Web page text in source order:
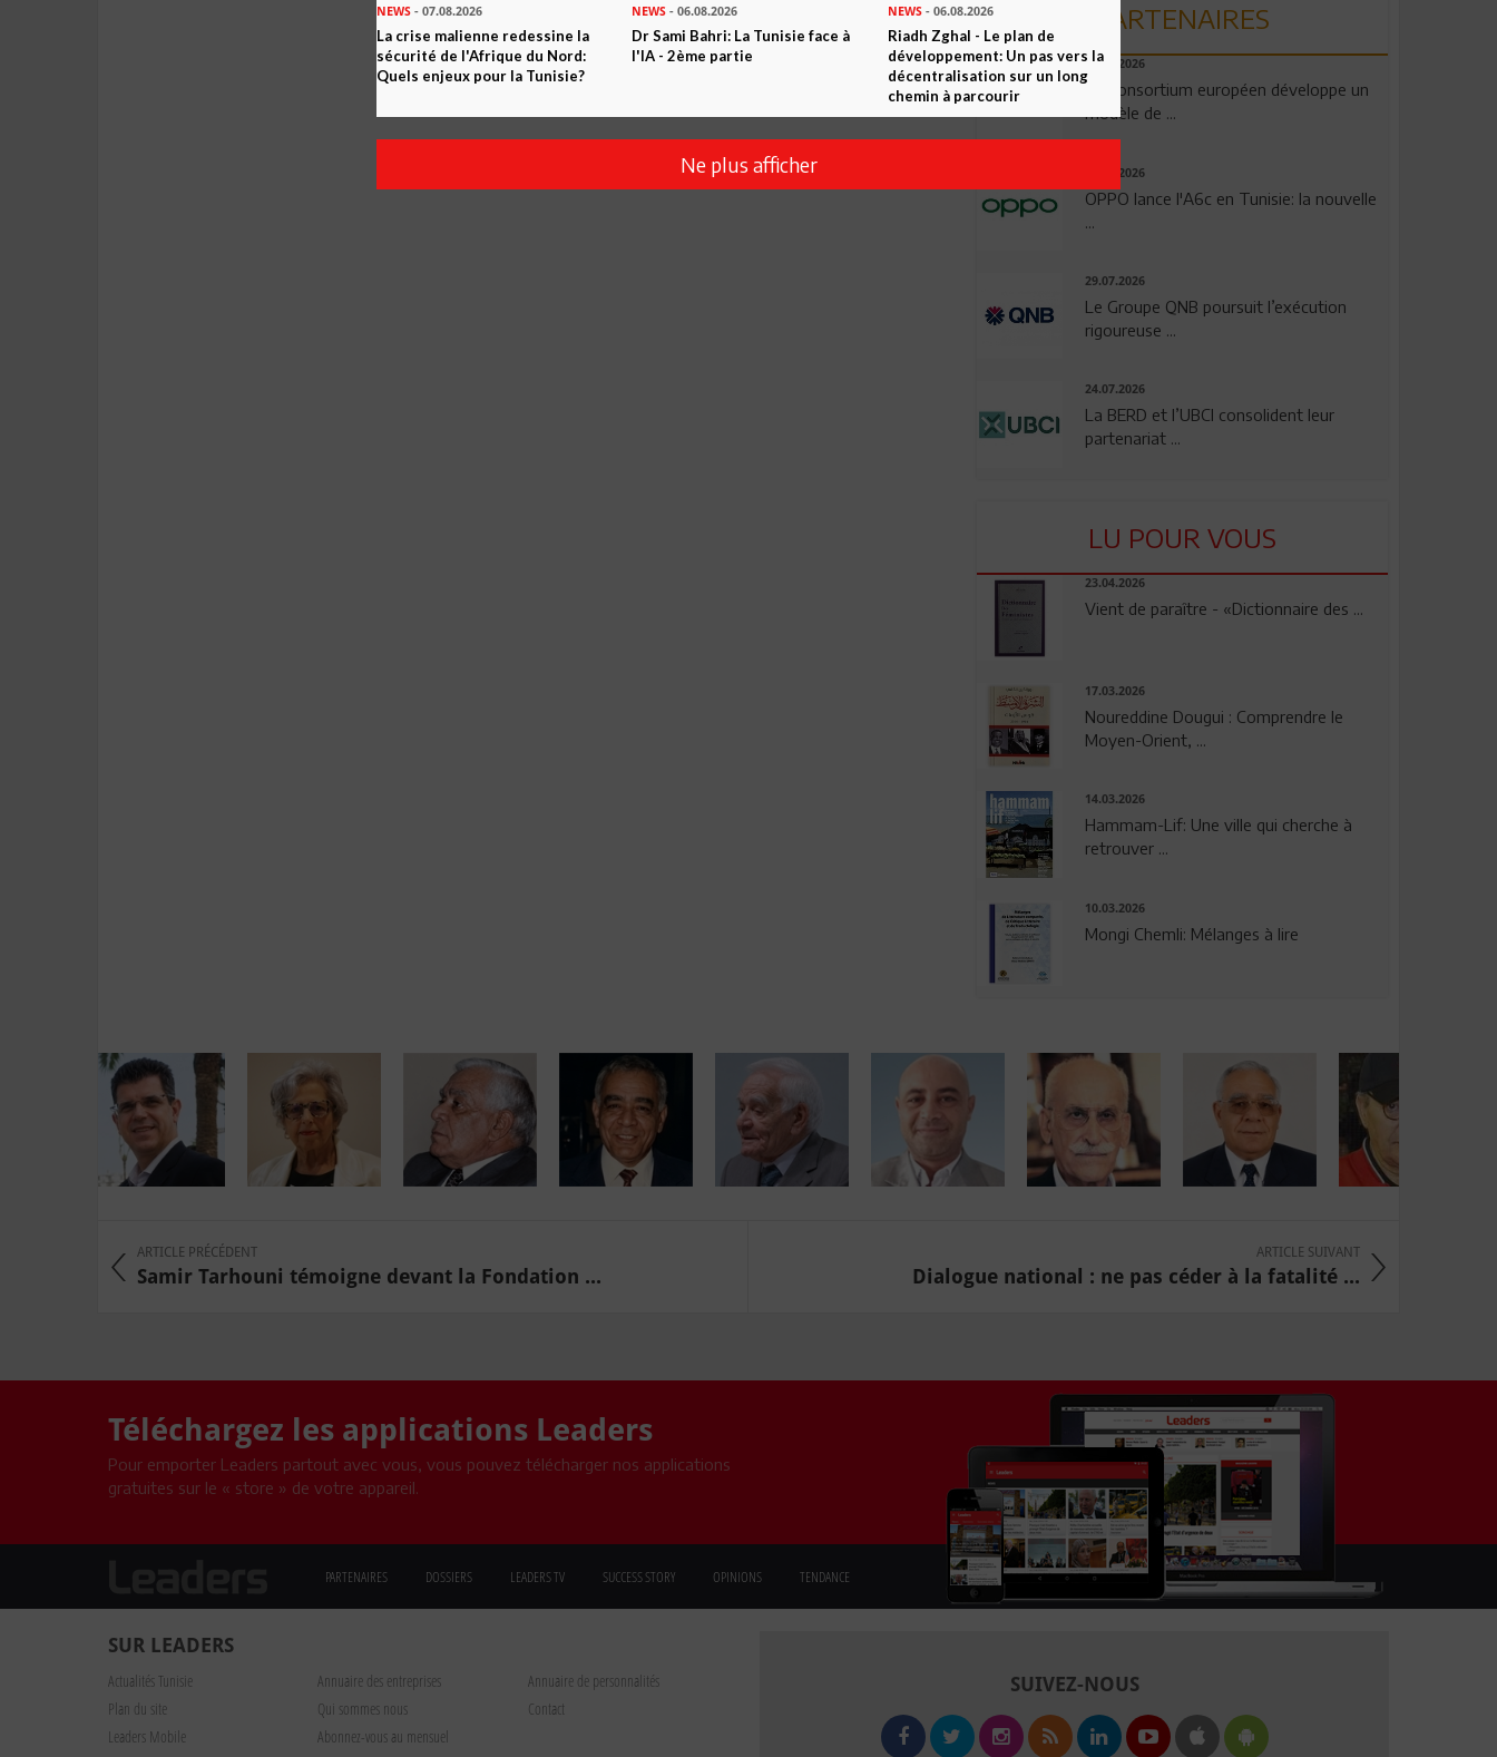
PARTENAIRES
06.08.2026
Un consortium européen développe un
modèle de ...
04.08.2026
OPPO lance l'A6c en Tunisie: la nouvelle
...
29.07.2026
Le Groupe QNB poursuit l’exécution
rigoureuse ...
24.07.2026
La BERD et l’UBCI consolident leur
partenariat ...
LU POUR VOUS
23.04.2026
Vient de paraître - «Dictionnaire des ...
17.03.2026
Noureddine Dougui : Comprendre le
Moyen-Orient, ...
14.03.2026
Hammam-Lif: Une ville qui cherche à
retrouver ...
10.03.2026
Mongi Chemli: Mélanges à lire
ARTICLE PRÉCÉDENT
Samir Tarhouni témoigne devant la Fondation ...
ARTICLE SUIVANT
Dialogue national : ne pas céder à la fatalité ...
Téléchargez les applications Leaders
Pour emporter Leaders partout avec vous, vous pouvez télécharger nos applications
gratuites sur le « store » de votre appareil.
PARTENAIRES DOSSIERS LEADERS TV SUCCESS STORY OPINIONS TENDANCE
SUR LEADERS
Actualités Tunisie Annuaire des entreprises
Annuaire de personnalités
Plan du site
Qui sommes nous
Contact
Leaders Mobile
Abonnez-vous au mensuel
SUIVEZ-NOUS
NEWS - 07.08.2026
La crise malienne redessine la
sécurité de l'Afrique du Nord:
Quels enjeux pour la Tunisie?
NEWS - 06.08.2026
Dr Sami Bahri: La Tunisie face à
l'IA - 2ème partie
NEWS- 06.08.2026
Riadh Zghal - Le plan de
développement: Un pas vers la
décentralisation sur un long
chemin à parcourir
Ne plus afficher